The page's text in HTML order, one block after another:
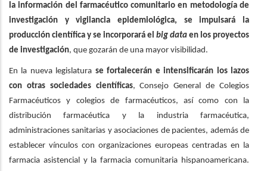
la información del farmacéutico comunitario en metodología de
investigación y vigilancia epidemiológica, se impulsará la
producción científica y se incorporará el big data en los proyectos
de investigación, que gozarán de una mayor visibilidad.
En la nueva legislatura se fortalecerán e intensificarán los lazos
con otras sociedades científicas, Consejo General de Colegios
Farmacéuticos y colegios de farmacéuticos, así como con la
distribución farmacéutica y la industria farmacéutica,
administraciones sanitarias y asociaciones de pacientes, además de
establecer vínculos con organizaciones europeas centradas en la
farmacia asistencial y la farmacia comunitaria hispanoamericana.